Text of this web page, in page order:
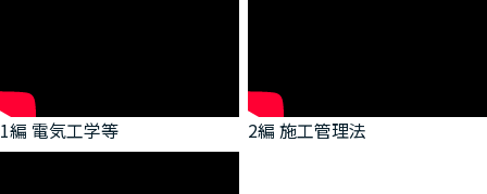
1編 電気工学等 2編 施工管理法